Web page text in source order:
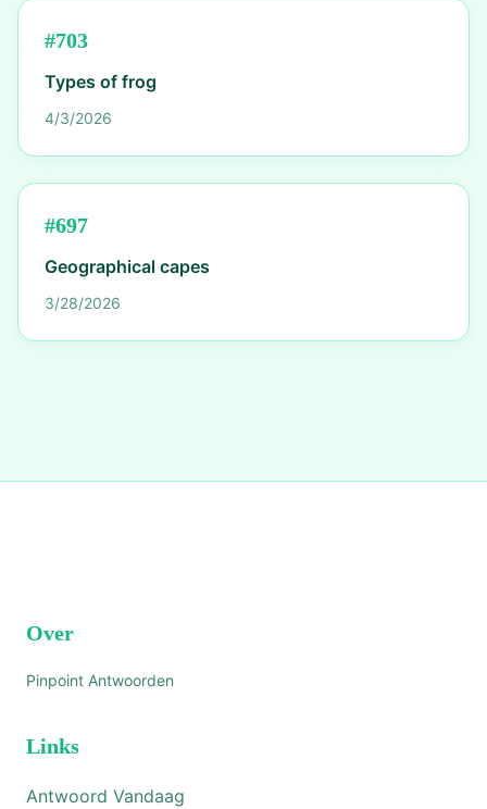
#703
Types of frog
4/3/2026
#697
Geographical capes
3/28/2026
Over
Pinpoint Antwoorden
Links
Antwoord Vandaag